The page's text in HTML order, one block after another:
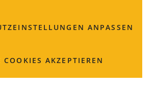
ANPASSEN
COOKIES AKZEPTIEREN
vor Ort